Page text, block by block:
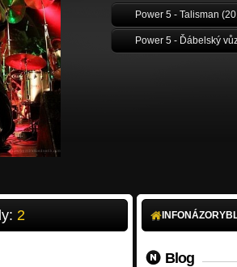
Power 5 - Talisman
Power 5 - Ďábelský
2 INFONÁZORY
Blog